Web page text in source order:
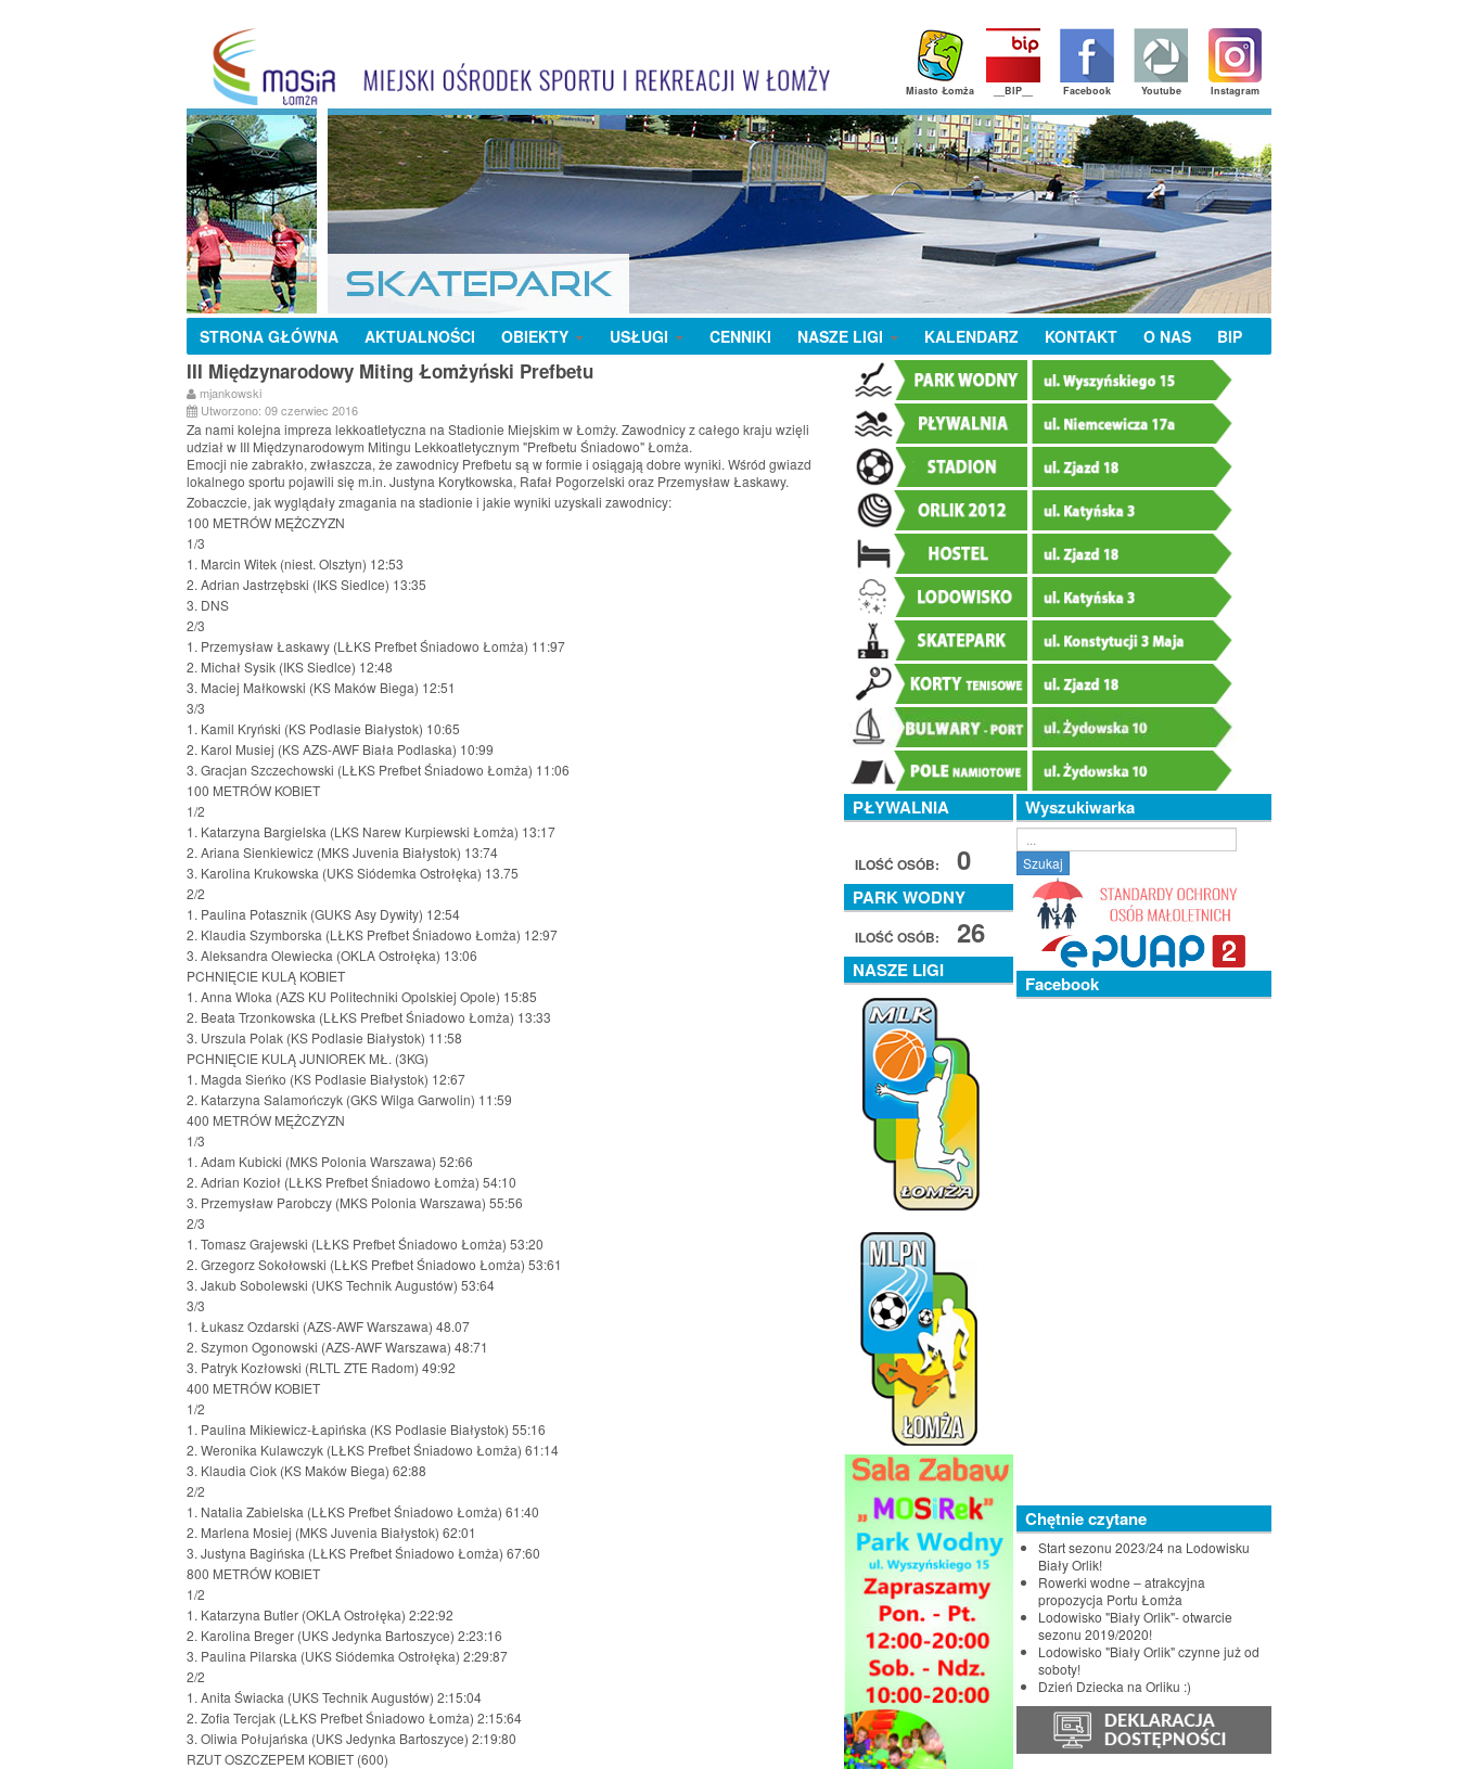
Instagram
Youtube
Facebook
__BIP__
Miasto Łomża
STRONA GŁÓWNA AKTUALNOŚCI OBIEKTY USŁUGI CENNIKI NASZE LIGI KALENDARZ KONTAKT O NAS BIP
III Międzynarodowy Miting Łomżyński Prefbetu
mjankowski
Utworzono: 09 czerwiec 2016
Za nami kolejna impreza lekkoatletyczna na Stadionie Miejskim w Łomży. Zawodnicy z całego kraju wzięli
udział w III Międzynarodowym Mitingu Lekkoatletycznym "Prefbetu Śniadowo" Łomża.
Emocji nie zabrakło, zwłaszcza, że zawodnicy Prefbetu są w formie i osiągają dobre wyniki. Wśród gwiazd
lokalnego sportu pojawili się m.in. Justyna Korytkowska, Rafał Pogorzelski oraz Przemysław Łaskawy.
Zobaczcie, jak wyglądały zmagania na stadionie i jakie wyniki uzyskali zawodnicy:
100 METRÓW MĘŻCZYZN
1/3
1. Marcin Witek (niest. Olsztyn) 12:53
2. Adrian Jastrzębski (IKS Siedlce) 13:35
3. DNS
2/3
1. Przemysław Łaskawy (LŁKS Prefbet Śniadowo Łomża) 11:97
2. Michał Sysik (IKS Siedlce) 12:48
3. Maciej Małkowski (KS Maków Biega) 12:51
3/3
1. Kamil Kryński (KS Podlasie Białystok) 10:65
2. Karol Musiej (KS AZS-AWF Biała Podlaska) 10:99
3. Gracjan Szczechowski (LŁKS Prefbet Śniadowo Łomża) 11:06
100 METRÓW KOBIET
1/2
1. Katarzyna Bargielska (LKS Narew Kurpiewski Łomża) 13:17
2. Ariana Sienkiewicz (MKS Juvenia Białystok) 13:74
3. Karolina Krukowska (UKS Siódemka Ostrołęka) 13.75
2/2
1. Paulina Potasznik (GUKS Asy Dywity) 12:54
2. Klaudia Szymborska (LŁKS Prefbet Śniadowo Łomża) 12:97
3. Aleksandra Olewiecka (OKLA Ostrołęka) 13:06
PCHNIĘCIE KULĄ KOBIET
1. Anna Wloka (AZS KU Politechniki Opolskiej Opole) 15:85
2. Beata Trzonkowska (LŁKS Prefbet Śniadowo Łomża) 13:33
3. Urszula Polak (KS Podlasie Białystok) 11:58
PCHNIĘCIE KULĄ JUNIOREK MŁ. (3KG)
1. Magda Sieńko (KS Podlasie Białystok) 12:67
2. Katarzyna Salamończyk (GKS Wilga Garwolin) 11:59
400 METRÓW MĘŻCZYZN
1/3
1. Adam Kubicki (MKS Polonia Warszawa) 52:66
2. Adrian Kozioł (LŁKS Prefbet Śniadowo Łomża) 54:10
3. Przemysław Parobczy (MKS Polonia Warszawa) 55:56
2/3
1. Tomasz Grajewski (LŁKS Prefbet Śniadowo Łomża) 53:20
2. Grzegorz Sokołowski (LŁKS Prefbet Śniadowo Łomża) 53:61
3. Jakub Sobolewski (UKS Technik Augustów) 53:64
3/3
1. Łukasz Ozdarski (AZS-AWF Warszawa) 48.07
2. Szymon Ogonowski (AZS-AWF Warszawa) 48:71
3. Patryk Kozłowski (RLTL ZTE Radom) 49:92
400 METRÓW KOBIET
1/2
1. Paulina Mikiewicz-Łapińska (KS Podlasie Białystok) 55:16
2. Weronika Kulawczyk (LŁKS Prefbet Śniadowo Łomża) 61:14
3. Klaudia Ciok (KS Maków Biega) 62:88
2/2
1. Natalia Zabielska (LŁKS Prefbet Śniadowo Łomża) 61:40
2. Marlena Mosiej (MKS Juvenia Białystok) 62:01
3. Justyna Bagińska (LŁKS Prefbet Śniadowo Łomża) 67:60
800 METRÓW KOBIET
1/2
1. Katarzyna Butler (OKLA Ostrołęka) 2:22:92
2. Karolina Breger (UKS Jedynka Bartoszyce) 2:23:16
3. Paulina Pilarska (UKS Siódemka Ostrołęka) 2:29:87
2/2
1. Anita Świacka (UKS Technik Augustów) 2:15:04
2. Zofia Tercjak (LŁKS Prefbet Śniadowo Łomża) 2:15:64
3. Oliwia Połujańska (UKS Jedynka Bartoszyce) 2:19:80
RZUT OSZCZEPEM KOBIET (600)
PŁYWALNIA
ILOŚĆ OSÓB: 0
PARK WODNY
ILOŚĆ OSÓB: 26
NASZE LIGI
Wyszukiwarka
Szukaj
Facebook
Chętnie czytane
Start sezonu 2023/24 na Lodowisku
Biały Orlik!
Rowerki wodne – atrakcyjna
propozycja Portu Łomża
Lodowisko "Biały Orlik"- otwarcie
sezonu 2019/2020!
Lodowisko "Biały Orlik" czynne już od
soboty!
Dzień Dziecka na Orliku :)